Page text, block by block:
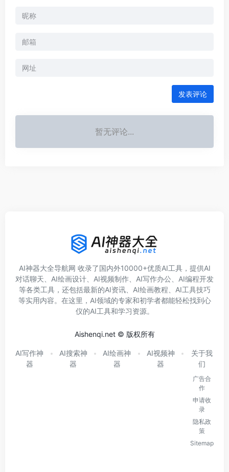
发表评论
暂无评论...
AI神器大全导航网 收录了国内外10000+优质AI工具，提供AI
对话聊天、AI绘画设计、AI视频制作、AI写作办公、AI编程开发
等各类工具，还包括最新的AI资讯、AI绘画教程、AI工具技巧
等实用内容。在这里，AI领域的专家和初学者都能轻松找到心
仪的AI工具和学习资源。
Aishenqi.net © 版权所有
AI写作神
器
AI搜索神
器
AI绘画神
器
AI视频神
器
关于我
们
广告合
作
申请收
录
隐私政
策
Sitemap